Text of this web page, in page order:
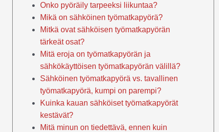
Onko pyöräily tarpeeksi liikuntaa?
Mikä on sähköinen työmatkapyörä?
Mitkä ovat sähköisen työmatkapyörän
tärkeät osat?
Mitä eroja on työmatkapyörän ja
sähkökäyttöisen työmatkapyörän välillä?
Sähköinen työmatkapyörä vs. tavallinen
työmatkapyörä, kumpi on parempi?
Kuinka kauan sähköiset työmatkapyörät
kestävät?
Mitä minun on tiedettävä, ennen kuin